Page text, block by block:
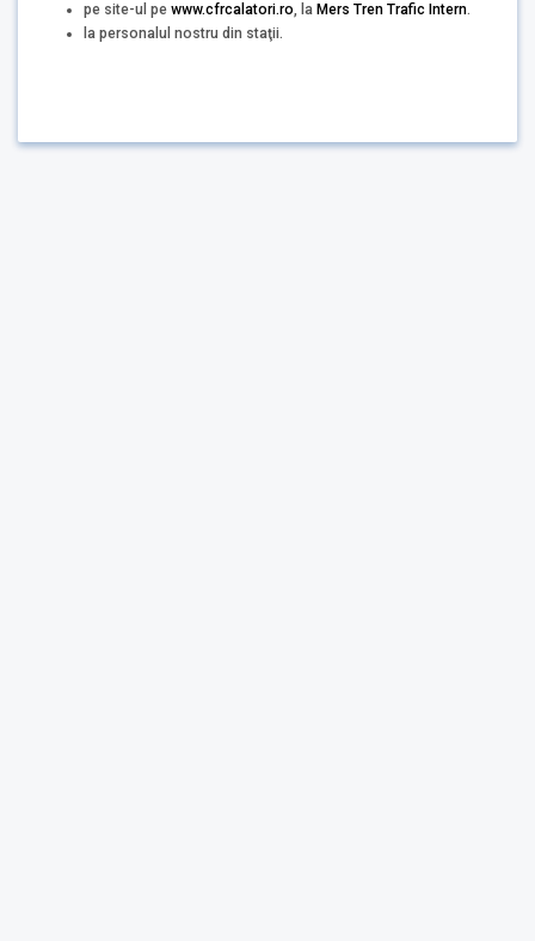
pe site-ul pe www.cfrcalatori.ro, la Mers Tren Trafic Intern.
la personalul nostru din staţii.